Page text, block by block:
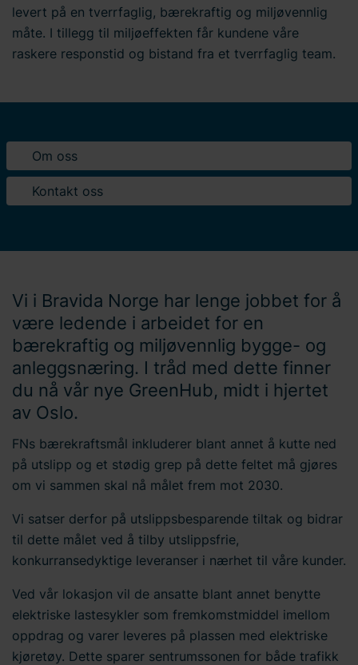
levert på en tverrfaglig, bærekraftig og miljøvennlig
måte. I tillegg til miljøeffekten får kundene våre
raskere responstid og bistand fra et tverrfaglig team.
Om oss
Kontakt oss
Vi i Bravida Norge har lenge jobbet for å
være ledende i arbeidet for en
bærekraftig og miljøvennlig bygge- og
anleggsnæring. I tråd med dette finner
du nå vår nye GreenHub, midt i hjertet
av Oslo.
FNs bærekraftsmål inkluderer blant annet å kutte ned
på utslipp og et stødig grep på dette feltet må gjøres
om vi sammen skal nå målet frem mot 2030.
Vi satser derfor på utslippsbesparende tiltak og bidrar
til dette målet ved å tilby utslippsfrie,
konkurransedyktige leveranser i nærhet til våre kunder.
Ved vår lokasjon vil de ansatte blant annet benytte
elektriske lastesykler som fremkomstmiddel imellom
oppdrag og varer leveres på plassen med elektriske
kjøretøy. Dette sparer sentrumssonen for både trafikk